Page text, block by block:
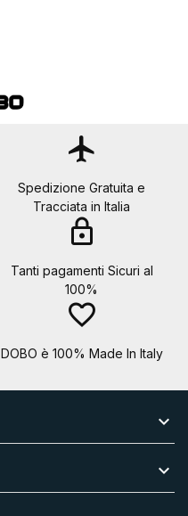
flight
Spedizione Gratuita e
Tracciata in Italia
lock
Tanti pagamenti Sicuri al
100%
favorite_border
DOBO è 100% Made In Italy

